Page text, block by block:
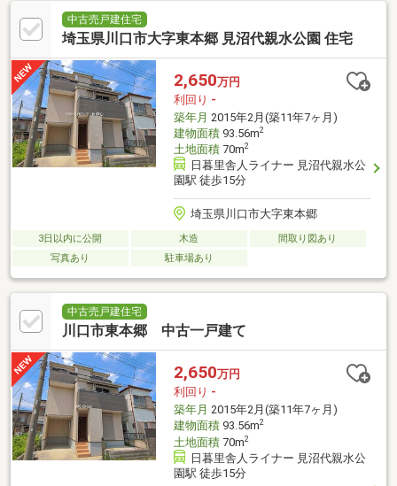
中古売戸建住宅
埼玉県川口市大字東本郷 見沼代親水公園 住宅
2,650万円
利回り -
築年月 2015年2月(築11年7ヶ月)
建物面積93.56m2
土地面積70m2
日暮里舎人ライナー 見沼代親水公
園駅 徒歩15分
埼玉県川口市大字東本郷
3日以内に公開 木造
間取り図あり
写真あり
駐車場あり
中古売戸建住宅
川口市東本郷 中古一戸建て
2,650万円
利回り -
築年月 2015年2月(築11年7ヶ月)
建物面積93.56m2
土地面積70m2
日暮里舎人ライナー 見沼代親水公
園駅 徒歩15分